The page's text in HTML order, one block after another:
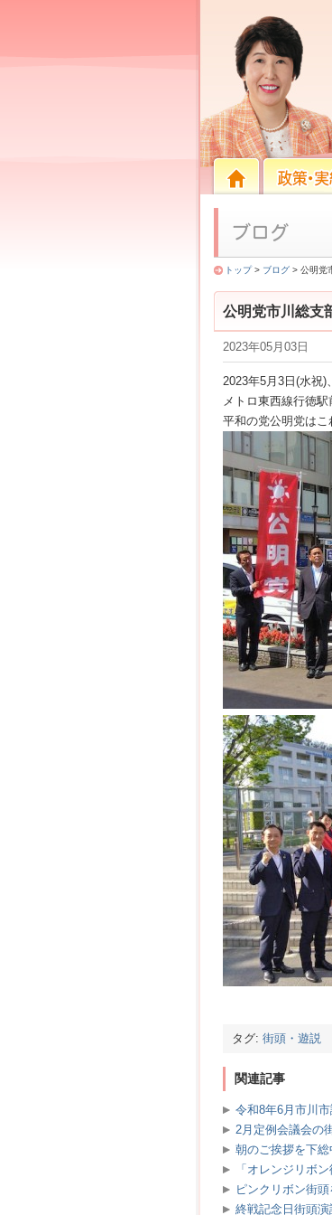
公明党市川総支
トップ> ブログ > 公明党
公明党市川総支
2023年05月03日
2023年5月3日(水祝
メトロ東西線行徳
平和の党公明党はこ
タグ: 街頭・遊説
関連記事
令和8年6月市川
2月定例会議会の
朝のご挨拶を下
「オレンジリボ
ピンクリボン街
終戦記念日街頭
HOME
HOME